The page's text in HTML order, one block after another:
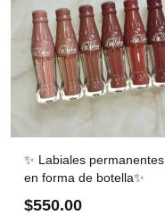
✨ Labiales permanentes
en forma de botella✨
$550.00